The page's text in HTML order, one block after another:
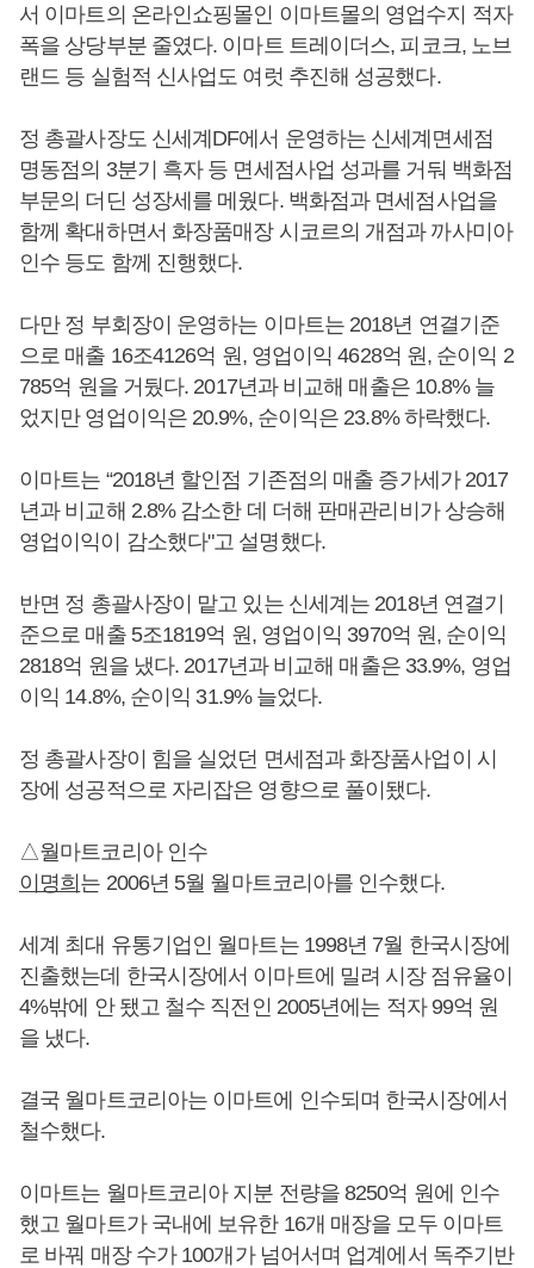
서 이마트의 온라인쇼핑몰인 이마트몰의 영업수지 적자
폭을 상당부분 줄였다. 이마트 트레이더스, 피코크, 노브
랜드 등 실험적 신사업도 여럿 추진해 성공했다.
정 총괄사장도 신세계DF에서 운영하는 신세계면세점
명동점의 3분기 흑자 등 면세점사업 성과를 거둬 백화점
부문의 더딘 성장세를 메웠다. 백화점과 면세점사업을
함께 확대하면서 화장품매장 시코르의 개점과 까사미아
인수 등도 함께 진행했다.
다만 정 부회장이 운영하는 이마트는 2018년 연결기준
으로 매출 16조4126억 원, 영업이익 4628억 원, 순이익 2
785억 원을 거뒀다. 2017년과 비교해 매출은 10.8% 늘
었지만 영업이익은 20.9%, 순이익은 23.8% 하락했다.
이마트는 “2018년 할인점 기존점의 매출 증가세가 2017
년과 비교해 2.8% 감소한 데 더해 판매관리비가 상승해
영업이익이 감소했다"고 설명했다.
반면 정 총괄사장이 맡고 있는 신세계는 2018년 연결기
준으로 매출 5조1819억 원, 영업이익 3970억 원, 순이익
2818억 원을 냈다. 2017년과 비교해 매출은 33.9%, 영업
이익 14.8%, 순이익 31.9% 늘었다.
정 총괄사장이 힘을 실었던 면세점과 화장품사업이 시
장에 성공적으로 자리잡은 영향으로 풀이됐다.
△월마트코리아 인수
이명희는 2006년 5월 월마트코리아를 인수했다.
세계 최대 유통기업인 월마트는 1998년 7월 한국시장에
진출했는데 한국시장에서 이마트에 밀려 시장 점유율이
4%밖에 안 됐고 철수 직전인 2005년에는 적자 99억 원
을 냈다.
결국 월마트코리아는 이마트에 인수되며 한국시장에서
철수했다.
이마트는 월마트코리아 지분 전량을 8250억 원에 인수
했고 월마트가 국내에 보유한 16개 매장을 모두 이마트
로 바꿔 매장 수가 100개가 넘어서며 업계에서 독주기반